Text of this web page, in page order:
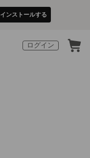
インストールする
ログイン